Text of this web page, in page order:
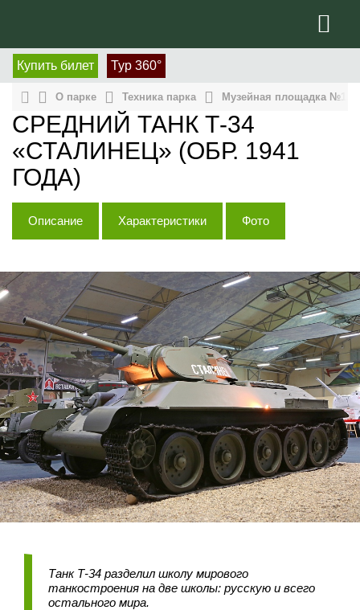
Купить билет Тур 360°
О парке Техника парка Музейная площадка №1,
СРЕДНИЙ ТАНК Т-34
«СТАЛИНЕЦ» (ОБР. 1941
ГОДА)
Описание Характеристики Фото
Танк Т-34 разделил школу мирового
танкостроения на две школы: русскую и всего
остального мира.